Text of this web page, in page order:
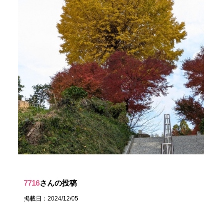
7716さんの投稿
掲載日：2024/12/05